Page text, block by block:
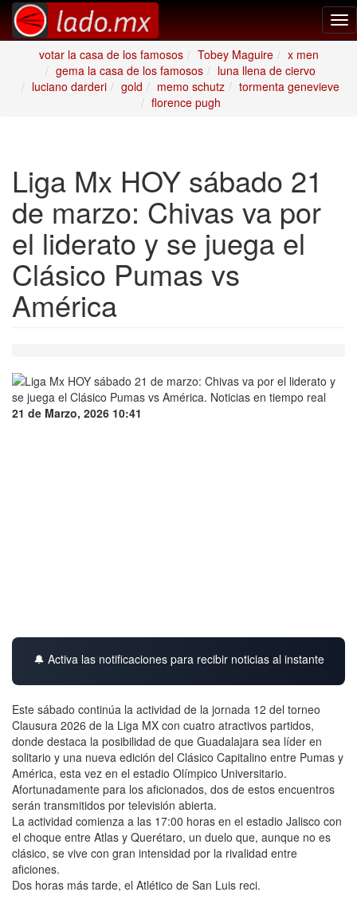
votar la casa de los famosos
Tobey Maguire
x men
gema la casa de los famosos
luna llena de ciervo
luciano darderi
gold memo schutz
tormenta genevieve
florence pugh
Liga Mx HOY sábado 21
de marzo: Chivas va por
el liderato y se juega el
Clásico Pumas vs
América
21 de Marzo, 2026 10:41
🔔 Activa las notificaciones para recibir noticias al instante
Este sábado continúa la actividad de la jornada 12 del torneo
Clausura 2026 de la Liga MX con cuatro atractivos partidos,
donde destaca la posibilidad de que Guadalajara sea líder en
solitario y una nueva edición del Clásico Capitalino entre Pumas y
América, esta vez en el estadio Olímpico Universitario.
Afortunadamente para los aficionados, dos de estos encuentros
serán transmitidos por televisión abierta.
La actividad comienza a las 17:00 horas en el estadio Jalisco con
el choque entre Atlas y Querétaro, un duelo que, aunque no es
clásico, se vive con gran intensidad por la rivalidad entre
aficiones.
Dos horas más tarde, el Atlético de San Luis reci.